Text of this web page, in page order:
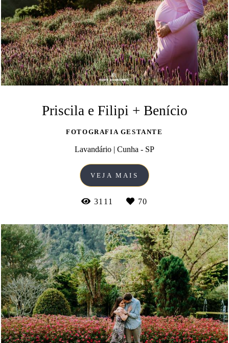
Priscila e Filipi + Benício
FOTOGRAFIA GESTANTE
Lavandário | Cunha - SP
VEJA MAIS
3111 70